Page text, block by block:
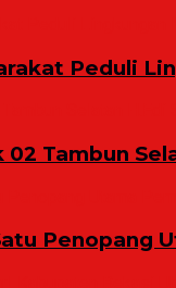
Peduli
02 Tambun
Penopang